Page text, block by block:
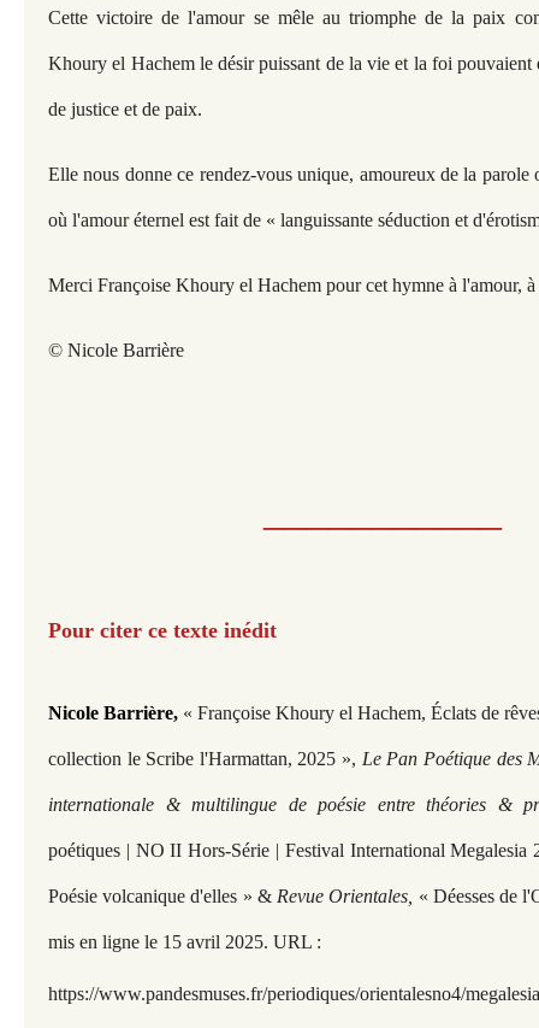
Cette victoire de l'amour se mêle au triomphe de la paix
Khoury el Hachem le désir puissant de la vie et la foi pouvaient
de justice et de paix.
Elle nous donne ce rendez-vous unique, amoureux de la parole
où l'amour éternel est fait de « languissante séduction et
Merci Françoise Khoury el Hachem pour cet hymne à l'amour,
© Nicole Barrière
Pour citer ce texte inédit​​​​​​​
Nicole Barrière, « Françoise Khoury el Hachem, Éclats de
collection le Scribe l'Harmattan, 2025 », Le Pan Poétique des
internationale & multilingue de poésie entre théories &
poétiques | NO II Hors-Série | Festival International Megalesia
Poésie volcanique d'elles » & Revue Orientales, « Déesses de
mis en ligne le 15 avril 2025. URL :
https://www.pandesmuses.fr/periodiques/orientalesno4/